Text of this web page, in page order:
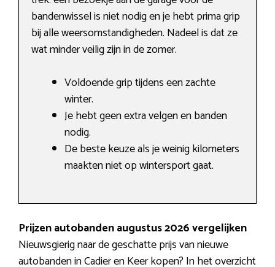
bandenwissel is niet nodig en je hebt prima grip
bij alle weersomstandigheden. Nadeel is dat ze
wat minder veilig zijn in de zomer.
Voldoende grip tijdens een zachte
winter.
Je hebt geen extra velgen en banden
nodig.
De beste keuze als je weinig kilometers
maakten niet op wintersport gaat.
Prijzen autobanden augustus 2026 vergelijken
Nieuwsgierig naar de geschatte prijs van nieuwe
autobanden in Cadier en Keer kopen? In het overzicht